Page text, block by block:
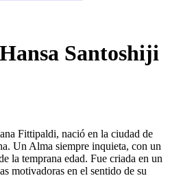
Santoshiji
Fittipaldi, nació en la ciudad de
Un Alma siempre inquieta, con un
la temprana edad. Fue criada en un
motivadoras en el sentido de su